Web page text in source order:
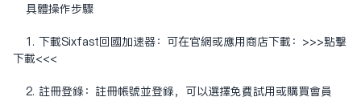
具體操作步驟
1. 下載Sixfast回國加速器：可在官網或應用商店下載： >>>點擊
下載<<<
2. 註冊登錄：註冊帳號並登錄，可以選擇免費試用或購買會員